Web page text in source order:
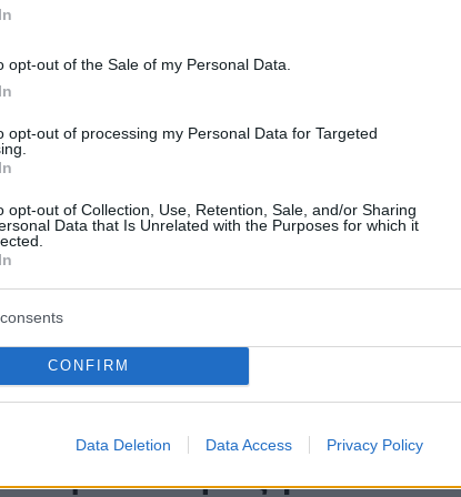
opt-out of the Sale of my Personal Data.
opt-out of processing my Personal Data for Targeted
opt-out of Collection, Use, Retention, Sale, and/or Sharing
Data that Is Unrelated with the Purposes for which it
CONFIRM
Data Deletion Data Access Privacy Policy
ΔΕΔΔΗΕ - Ποιες ειδικότητες
εργασίας «άνοιξε» ο ΔΕΔΔΗΕ σε περιοχές του
σε Σκιάθο, Σκόπελο και Αλόννησο
εργασίας για
στο δήμο Γλυφάδας - Οι
που ζητούνται
θα υπογράψει σύμβαση μέχρι τις 31 Αυγούστου
ανανέωσης
οι αιτήσεις για 60